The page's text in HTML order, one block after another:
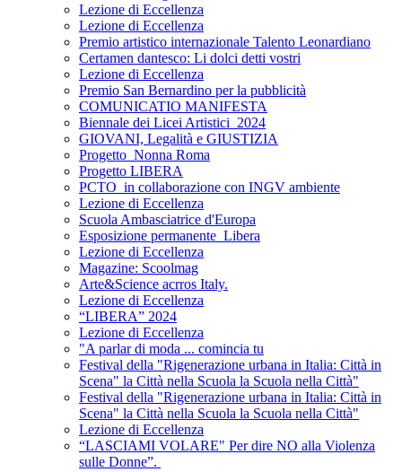
Lezione di Eccellenza
Lezione di Eccellenza
Premio artistico internazionale Talento Leonardiano
Certamen dantesco: Li dolci detti vostri
Lezione di Eccellenza
Premio San Bernardino per la pubblicità
COMUNICATIO MANIFESTA
Biennale dei Licei Artistici_2024
GIOVANI, Legalità e GIUSTIZIA
Progetto_Nonna Roma
Progetto LIBERA
PCTO_in collaborazione con INGV ambiente
Lezione di Eccellenza
Scuola Ambasciatrice d'Europa
Esposizione permanente_Libera
Lezione di Eccellenza
Magazine: Scoolmag
Arte&Science acrros Italy.
Lezione di Eccellenza
“LIBERA” 2024
Lezione di Eccellenza
"A parlar di moda ... comincia tu
Festival della "Rigenerazione urbana in Italia: Città in
Scena" la Città nella Scuola la Scuola nella Città"
Festival della "Rigenerazione urbana in Italia: Città in
Scena" la Città nella Scuola la Scuola nella Città"
Lezione di Eccellenza
“LASCIAMI VOLARE" Per dire NO alla Violenza
sulle Donne”.